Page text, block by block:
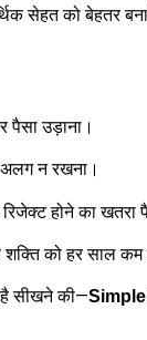
सेहत को बेहतर
उड़ाना।
अलग न रखना।
होने का खतरा
को हर साल कम
है सीखने की—